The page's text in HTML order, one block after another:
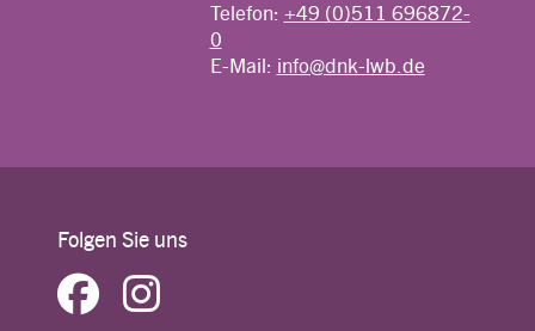
Telefon: +49 (0)511 696872-
0
E-Mail: info@dnk-lwb.de
Folgen Sie uns